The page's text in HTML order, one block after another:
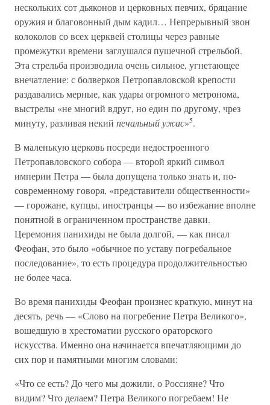
нескольких сот дьяконов и церковных певчих, бряцание
оружия и благовонный дым кадил… Непрерывный звон
колоколов со всех церквей столицы через равные
промежутки времени заглушался пушечной стрельбой.
Эта стрельба производила очень сильное, угнетающее
внечатление: с болверков Петропавловской крепости
раздавались мерные, как удары огромного метронома,
выстрелы «не многий вдруг, но един по другому, чрез
минуту, разливая некий печальный ужас»5.
В маленькую церковь посреди недостроенного
Петропавловского собора — второй яркий символ
империи Петра — была допущена только знать и, по-
современному говоря, «представители общественности»
— горожане, купцы, иностранцы — во избежание вполне
понятной в ограниченном пространстве давки.
Церемония панихиды не была долгой, — как писал
Феофан, это было «обычное по уставу погребальное
последование», то есть процедура продолжительностью
не более часа.
Во время панихиды Феофан произнес краткую, минут на
десять, речь — «Слово на погребение Петра Великого»,
вошедшую в хрестоматии русского ораторского
искусства. Именно она начинается впечатляющими до
сих пор и памятными многим словами:
«Что се есть? До чего мы дожили, о Россияне? Что
видим? Что делаем? Петра Великого погребаем! Не